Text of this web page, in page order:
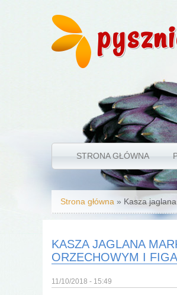
STRONA GŁÓWNA
Jesteś tutaj
Strona główna » Kasza
KASZA JAGLANA
ORZECHOWYM I
11/10/2018 - 15:49